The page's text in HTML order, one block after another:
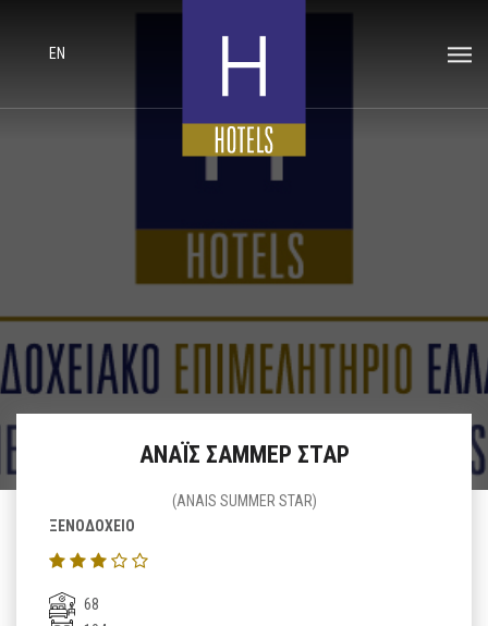
EN
ΑΝΑΪΣ ΣΑΜΜΕΡ ΣΤΑΡ
(ANAIS SUMMER STAR)
ΞΕΝΟΔΟΧΕΙΟ
68